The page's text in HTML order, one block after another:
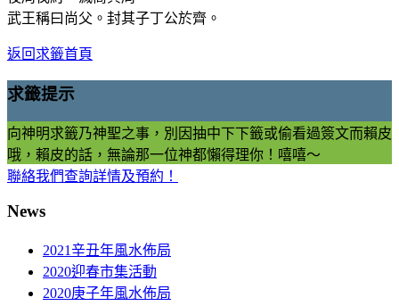
武王稱曰尚父。封其子丁公於齊。
返回求籤首頁
求籤提示
向神明求籤乃神聖之事，別因抽中下下籤或偷看過簽文而賴皮
哦，賴皮的話，無論那一位神都懶得理你！嘻嘻～
聯絡我們查詢詳情及預約！
News
2021辛丑年風水佈局
2020迎春市集活動
2020庚子年風水佈局